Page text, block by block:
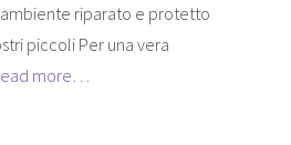
riparato e protetto
piccoli Per una vera
more…